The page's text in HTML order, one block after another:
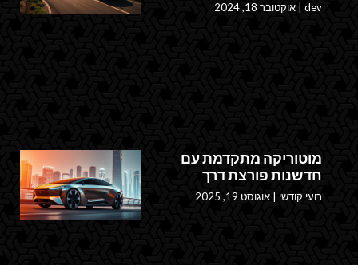
dev אוקטובר 18, 2024
מוטוריקה מתקדמת עם
חדשנות פורצת דרך
רועי קודשי אוגוסט 19, 2025